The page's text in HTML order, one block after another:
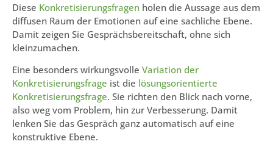
Diese Konkretisierungsfragen holen die Aussage aus dem
diffusen Raum der Emotionen auf eine sachliche Ebene.
Damit zeigen Sie Gesprächsbereitschaft, ohne sich
kleinzumachen.
Eine besonders wirkungsvolle Variation der
Konkretisierungsfrage ist die lösungsorientierte
Konkretisierungsfrage. Sie richten den Blick nach vorne,
also weg vom Problem, hin zur Verbesserung. Damit
lenken Sie das Gespräch ganz automatisch auf eine
konstruktive Ebene.